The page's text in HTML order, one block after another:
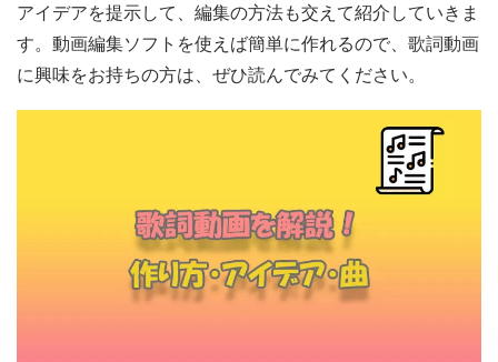
アイデアを提示して、編集の方法も交えて紹介していきま
す。動画編集ソフトを使えば簡単に作れるので、歌詞動画
に興味をお持ちの方は、ぜひ読んでみてください。